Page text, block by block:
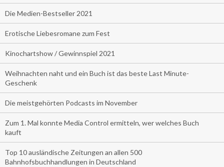
Die Medien-Bestseller 2021
Erotische Liebesromane zum Fest
Kinochartshow / Gewinnspiel 2021
Weihnachten naht und ein Buch ist das beste Last Minute-
Geschenk
Die meistgehörten Podcasts im November
Zum 1. Mal konnte Media Control ermitteln, wer welches Buch
kauft
Top 10 ausländische Zeitungen an allen 500
Bahnhofsbuchhandlungen in Deutschland